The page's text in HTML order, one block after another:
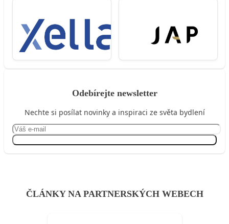
Odebírejte newsletter
Nechte si posílat novinky a inspiraci ze světa bydlení
ČLÁNKY NA PARTNERSKÝCH WEBECH